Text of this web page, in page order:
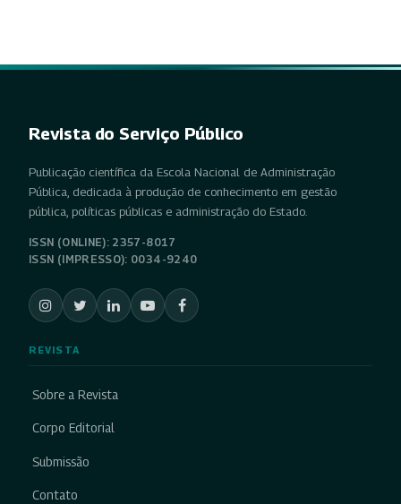
Revista do Serviço Público
Publicação científica da Escola Nacional de Administração
Pública, dedicada à produção de conhecimento em gestão
pública, políticas públicas e administração do Estado.
ISSN (ONLINE): 2357-8017
ISSN (IMPRESSO): 0034-9240
REVISTA
Sobre a Revista
Corpo Editorial
Submissão
Contato